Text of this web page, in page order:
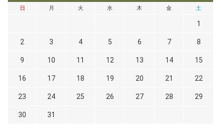
日 月 火 水 木 金 土
1
2 3 4 5 6 7 8
9 10 11 12 13 14 15
16 17 18 19 20 21 22
23 24 25 26 27 28 29
30 31